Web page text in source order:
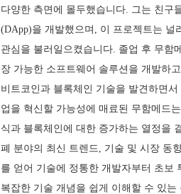
다양한 측면에 몰두했습니다. 그는 친구
(DApp)을 개발했으며, 이 프로젝트는
관심을 불러일으켰습니다. 졸업 후 무함
장 가능한 소프트웨어 솔루션을 개발하
비트코인과 블록체인 기술을 발견하면
업을 혁신할 가능성에 매료된 무함메드
식과 블록체인에 대한 증가하는 열정을
폐 분야의 최신 트렌드, 기술 및 시장 동
를 얻어 기술에 정통한 개발자부터 초보
복잡한 기술 개념을 쉽게 이해할 수 있